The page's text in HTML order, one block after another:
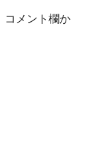
コメント欄か